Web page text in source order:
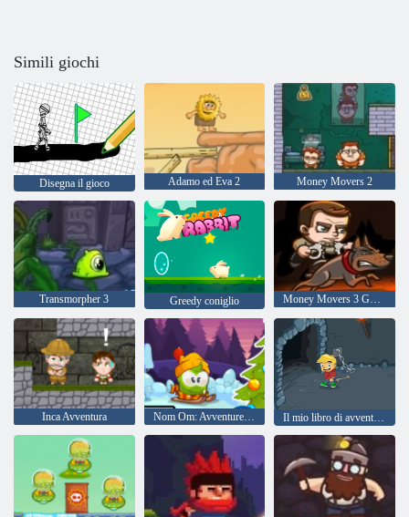
Simili giochi
Disegna il gioco Adamo ed Eva 2 Money Movers 2
Transmorpher 3 Greedy coniglio Money Movers 3 Guard Duty
Inca Avventura Nom Om: Avventure invernali Il mio libro di avventura 2